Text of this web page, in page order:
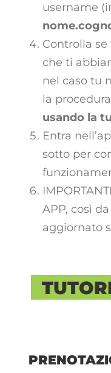
username
Controlla
che ti
nel caso tu
la
usando la
Entra
sotto per
APP, così
aggiornato